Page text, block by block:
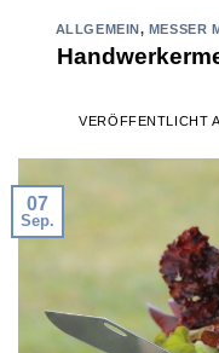
ALLGEMEIN, MESSER
VERÖFFENTLICHT
07
Sep.